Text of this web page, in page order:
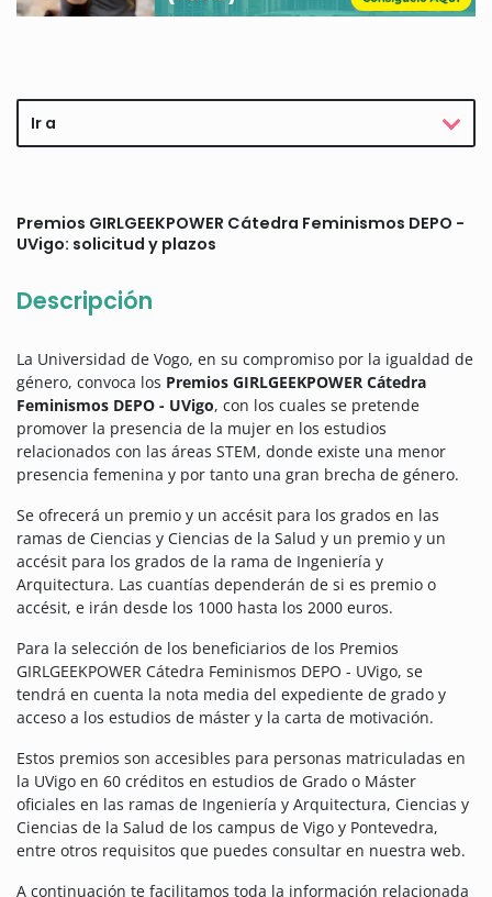
Ir a
Premios GIRLGEEKPOWER Cátedra Feminismos DEPO -
UVigo: solicitud y plazos
Descripción
La Universidad de Vogo, en su compromiso por la igualdad de
género, convoca los Premios GIRLGEEKPOWER Cátedra
Feminismos DEPO - UVigo, con los cuales se pretende
promover la presencia de la mujer en los estudios
relacionados con las áreas STEM, donde existe una menor
presencia femenina y por tanto una gran brecha de género.
Se ofrecerá un premio y un accésit para los grados en las
ramas de Ciencias y Ciencias de la Salud y un premio y un
accésit para los grados de la rama de Ingeniería y
Arquitectura. Las cuantías dependerán de si es premio o
accésit, e irán desde los 1000 hasta los 2000 euros.
Para la selección de los beneficiarios de los Premios
GIRLGEEKPOWER Cátedra Feminismos DEPO - UVigo, se
tendrá en cuenta la nota media del expediente de grado y
acceso a los estudios de máster y la carta de motivación.
Estos premios son accesibles para personas matriculadas en
la UVigo en 60 créditos en estudios de Grado o Máster
oficiales en las ramas de Ingeniería y Arquitectura, Ciencias y
Ciencias de la Salud de los campus de Vigo y Pontevedra,
entre otros requisitos que puedes consultar en nuestra web.
A continuación te facilitamos toda la información relacionada